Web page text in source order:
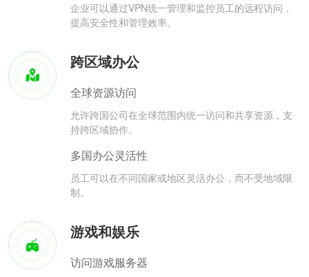
企业可以通过VPN统一管理和监控员工的远程访问，
提高安全性和管理效率。
跨区域办公
全球资源访问
允许跨国公司在全球范围内统一访问和共享资源，支
持跨区域协作。
多国办公灵活性
员工可以在不同国家或地区灵活办公，而不受地域限
制。
游戏和娱乐
访问游戏服务器